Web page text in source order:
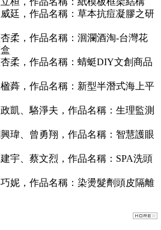
廷，作品名稱：草本抗痘凝膠之研
柔，作品名稱：洄瀾酒淘-台灣花
柔，作品名稱：蜻蜓DIY文創商品
蕣，作品名稱：新型半潛式海上平
凱、駱淨夫，作品名稱：生理監測
瑋、曾勇翔，作品名稱：智慧護眼
宇、蔡文烈，作品名稱：SPA洗頭
妮，作品名稱：染燙髮劑頭皮隔離